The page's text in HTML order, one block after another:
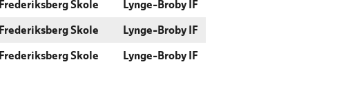
Frederiksberg Skole Lynge-Broby IF
Frederiksberg Skole Lynge-Broby IF
Frederiksberg Skole Lynge-Broby IF